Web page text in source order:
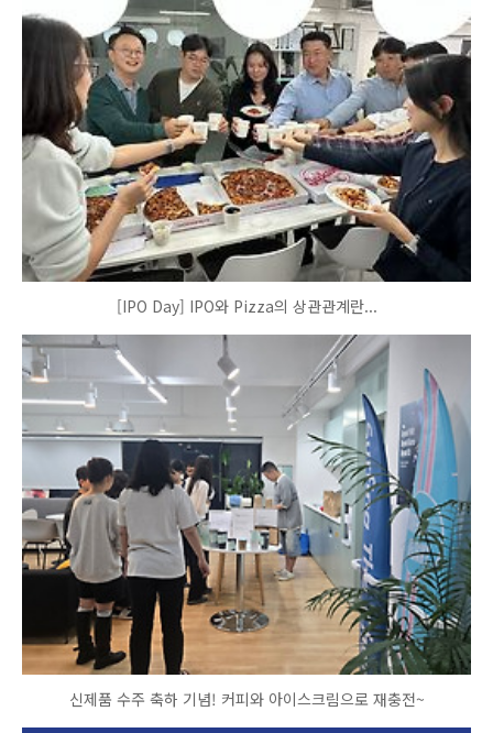
[IPO Day] IPO와 Pizza의 상관관계란...
신제품 수주 축하 기념! 커피와 아이스크림으로 재충전~